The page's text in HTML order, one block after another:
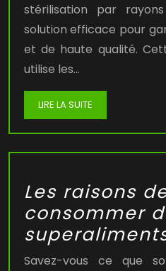
stérilisation par
solution efficace pour
et de haute qualité.
utilise les…
LIRE LA SUITE
Les raisons
consommer
Savez-vous ce que